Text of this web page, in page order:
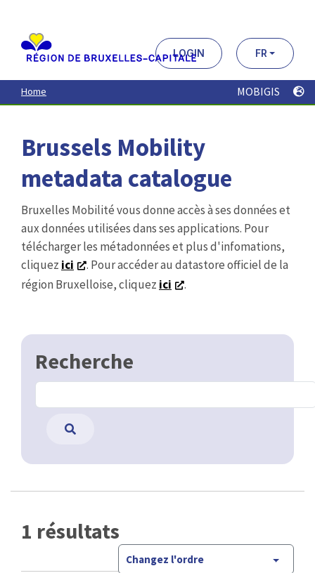
contenu
principal
LOGIN FR
Home MOBIGIS
Brussels Mobility
metadata catalogue
Bruxelles Mobilité vous donne accès à ses données et
aux données utilisées dans ses applications. Pour
télécharger les métadonnées et plus d'infomations,
cliquez ici
. Pour accéder au datastore officiel de la
région Bruxelloise, cliquez ici .
Recherche
1 résultats
Changez l'ordre